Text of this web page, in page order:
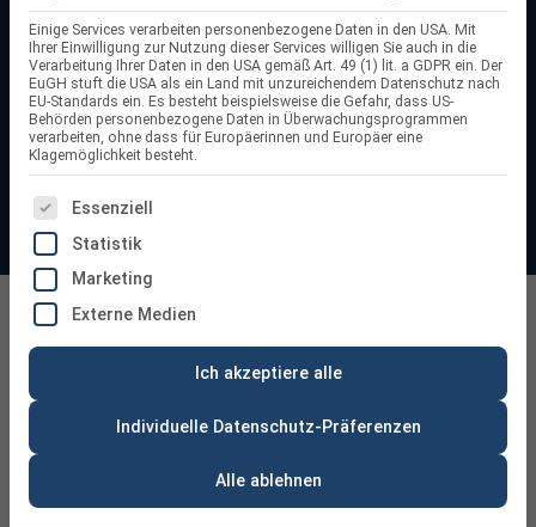
Energieausbeute und ermöglicht eine Überwachung auf
Modulebene. Wechselrichter und Stromspeicher von TIGO
sind speziell für Solaranlagen für Privathaushalte und
Eigenheimbesitzer entwickelt. PV-Anlagen von TIGO
bieten eine effiziente, intelligente und zuverlässige
Solarstromnutzung.
Einige Services verarbeiten personenbezogene Daten in den USA. Mit
Ihrer Einwilligung zur Nutzung dieser Services willigen Sie auch in die
Verarbeitung Ihrer Daten in den USA gemäß Art. 49 (1) lit. a GDPR ein. Der
EuGH stuft die USA als ein Land mit unzureichendem Datenschutz nach
EU-Standards ein. Es besteht beispielsweise die Gefahr, dass US-
Behörden personenbezogene Daten in Überwachungsprogrammen
verarbeiten, ohne dass für Europäerinnen und Europäer eine
Klagemöglichkeit besteht.
ES FOLGT EINE LISTE DER SERVICE-GRUPPEN, FÜR
Essenziell
Statistik
Marketing
Externe Medien
Ich akzeptiere alle
Individuelle Datenschutz-Präferenzen
Alle ablehnen